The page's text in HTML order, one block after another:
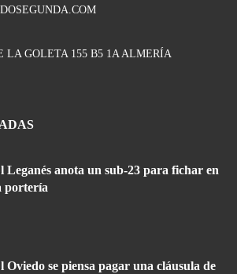
LA GOLETA 155 B5 1A ALMERÍA
Leganés anota un sub-23 para fichar en
portería
Oviedo se piensa pagar una cláusula de